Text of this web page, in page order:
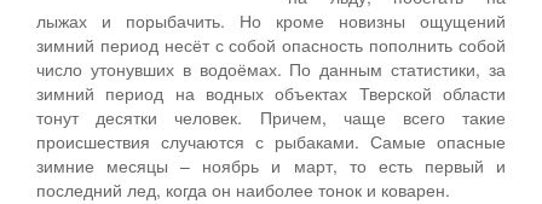
лыжах и порыбачить. Но кроме новизны ощущений
зимний период несёт с собой опасность пополнить собой
число утонувших в водоёмах. По данным статистики, за
зимний период на водных объектах Тверской области
тонут десятки человек. Причем, чаще всего такие
происшествия случаются с рыбаками. Самые опасные
зимние месяцы – ноябрь и март, то есть первый и
последний лед, когда он наиболее тонок и коварен.